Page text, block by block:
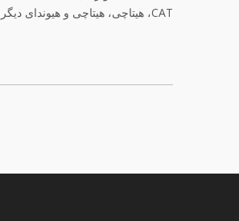
CAT، هیتاچی، هیتاچی و هیوندای دیگر، کوازاکی، هیتاچی و هیوندا است. تجهیزاتی مانند بیل مکانیکی و بولدوزر، خوش آمدید به مشاوره.